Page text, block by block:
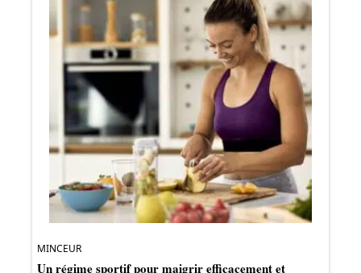
MINCEUR
Un régime sportif pour maigrir efficacement et